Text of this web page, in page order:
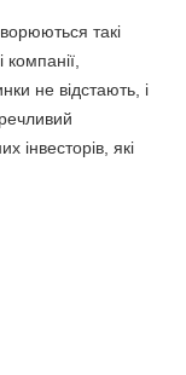
такі
не відстають, і
інвесторів, які